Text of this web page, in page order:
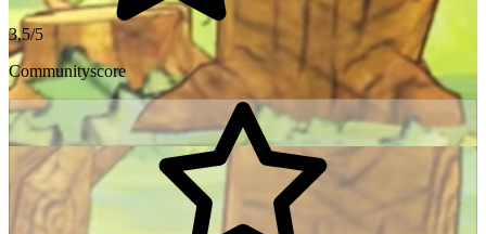
3,5/5
Communityscore